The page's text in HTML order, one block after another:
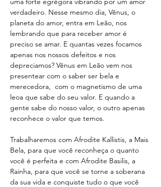
verdadeiro. Nesse mesmo dia, Vênus, o
planeta do amor, entra em Leão, nos
lembrando que para receber amor é
preciso se amar. E quantas vezes focamos
apenas nos nossos defeitos e nos
depreciamos? Vênus em Leão vem nos
presentear com o saber ser bela e
merecedora,  com o magnetismo de uma
leoa que sabe do seu valor. E quando a
gente sabe do nosso valor, o outro apenas
reconhece o valor que temos.
Trabalharemos com Afrodite Kallistis, a Mais
Bela, para que você reconheça o quanto
você é perfeita e com Afrodite Basilis, a
Rainha, para que você se torne a soberana
da sua vida e conquiste tudo o que você